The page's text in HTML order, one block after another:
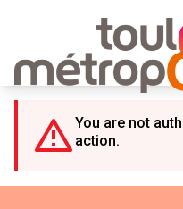
You are not
action.